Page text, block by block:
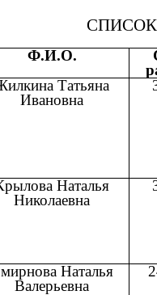
Ф.И.О.
Татьяна
Ивановна
Наталья
Николаевна
Наталья
Валерьевна